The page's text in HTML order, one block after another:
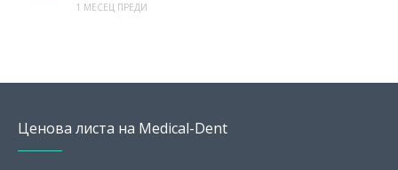
1 МЕСЕЦ ПРЕДИ
Ценова листа на Medical-Dent